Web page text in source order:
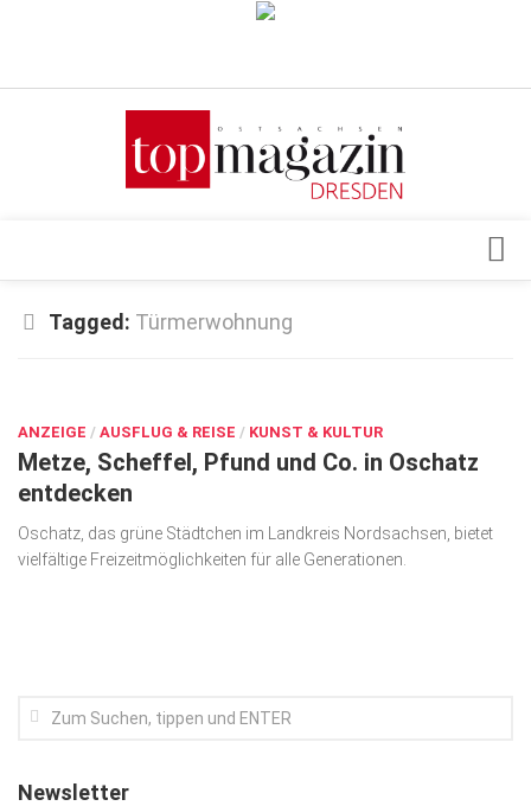
Verkaufsstellen
Top Gesundheitsforum Dresden / Ostsachsen
Geschäft
gesund & schön
Gesellschaft
Kunst & Kultur
SACHSEN IN PARIS
Tagged: Türmerwohnung
ANZEIGE / AUSFLUG & REISE / KUNST & KULTUR
Metze, Scheffel, Pfund und Co. in Oschatz
entdecken
Oschatz, das grüne Städtchen im Landkreis Nordsachsen, bietet
vielfältige Freizeitmöglichkeiten für alle Generationen.
Newsletter